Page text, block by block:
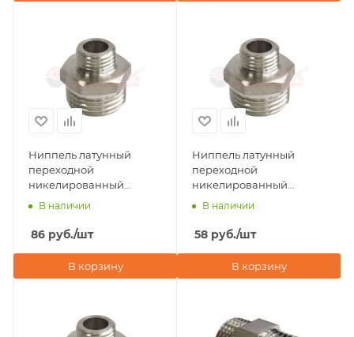
Ниппель латунный
переходной
никелированный
3/4"х1/2" наружная
В наличии
86 руб./шт
В корзину
Ниппель латунный
переходной
никелированный
1/2"х1/4" наружная
В наличии
58 руб./шт
В корзину